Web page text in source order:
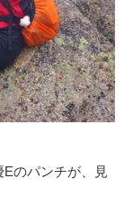
のパンチが、見